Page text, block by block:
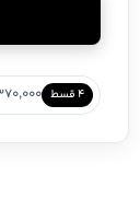
۴ قسط 8,370,000